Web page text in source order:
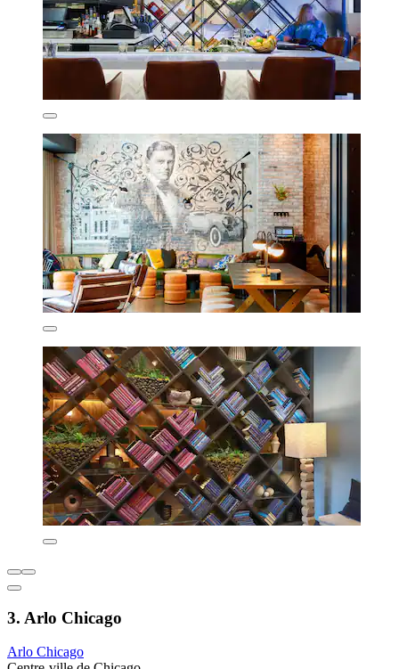
3. Arlo Chicago
Arlo Chicago